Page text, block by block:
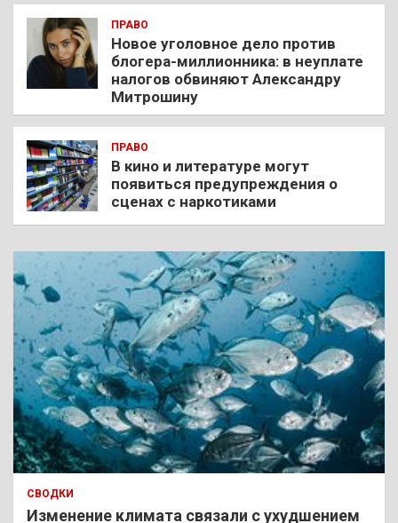
ПРАВО
Новое уголовное дело против
блогера-миллионника: в неуплате
налогов обвиняют Александру
Митрошину
ПРАВО
В кино и литературе могут
появиться предупреждения о
сценах с наркотиками
СВОДКИ
Изменение климата связали с ухудшением